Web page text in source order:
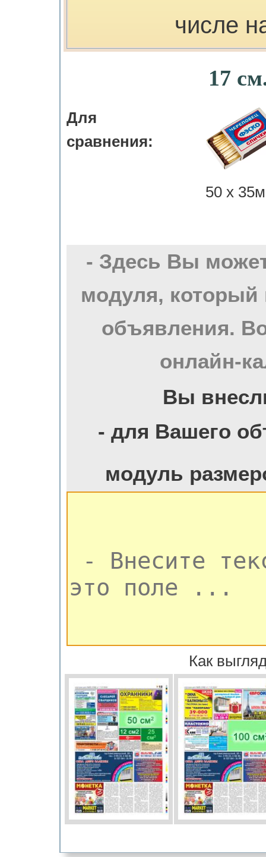
числе
Для
сравнения:
17
50 х
- Здесь Вы
модуля, который
объявления.
онлайн-
Вы
- для Вашего
модуль
Как